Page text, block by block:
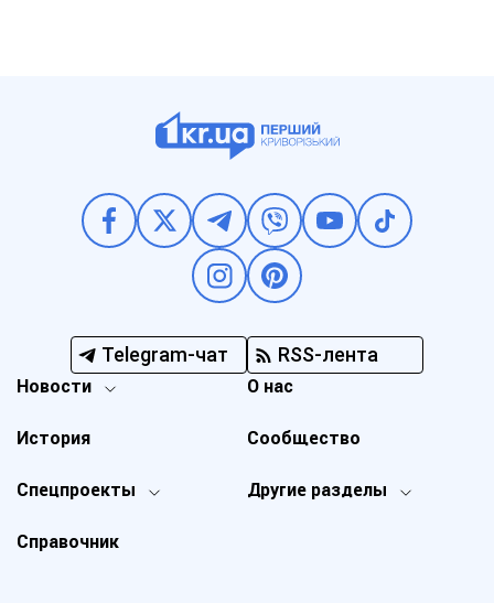
Telegram-чат RSS-лента
Новости
Спецпроекты Другие разделы
История
О нас
Справочник
Сообщество